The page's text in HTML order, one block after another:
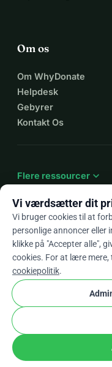
Om os
Om WhyDonate
Helpdesk
Gebyrer
Kontakt Os
Flere ressourcer expand_more
Daarrow_drop_down
★★★★★4,9 / 5
Vilkår og betingelser
Vi værdsætter dit
Vi bruger cookies til at
personlige annoncer eller
klikke på "Accepter alle",
cookies. For at lære mere,
cookiepolitik.